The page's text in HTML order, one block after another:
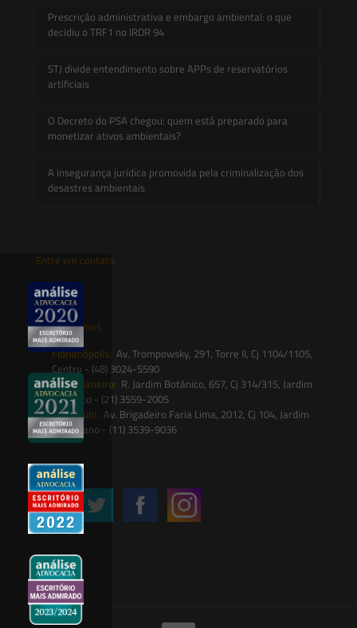
Prescrição administrativa e embargo ambiental: o que
decidiu o TRF1 no IRDR 94
STJ divide entendimento sobre APPs de reservatórios
artificiais
O Decreto do PSA chegou: quem está preparado para
monetizar ativos ambientais?
A insegurança jurídica promovida pela criminalização dos
desastres ambientais
Entre em contato
contato@saesadvogados.com.br
Onde estamos
Florianópolis: Av. Trompowsky, 291, Torre II, Cj 1104/1105,
Centro - (48) 3024-5590
Rio de Janeiro: R. Jardim Botânico, 657, Cj 314/315, Jardim
Botânico - (21) 3559-2005
São Paulo: Av. Brigadeiro Faria Lima, 2012, Cj 104, Jardim
Paulistano - (11) 3539-9036
Siga-nos